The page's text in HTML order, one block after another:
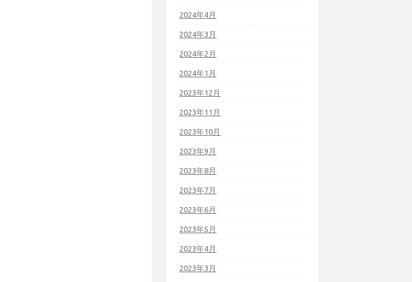
2024年4月
2024年3月
2024年2月
2024年1月
2023年12月
2023年11月
2023年10月
2023年9月
2023年8月
2023年7月
2023年6月
2023年5月
2023年4月
2023年3月